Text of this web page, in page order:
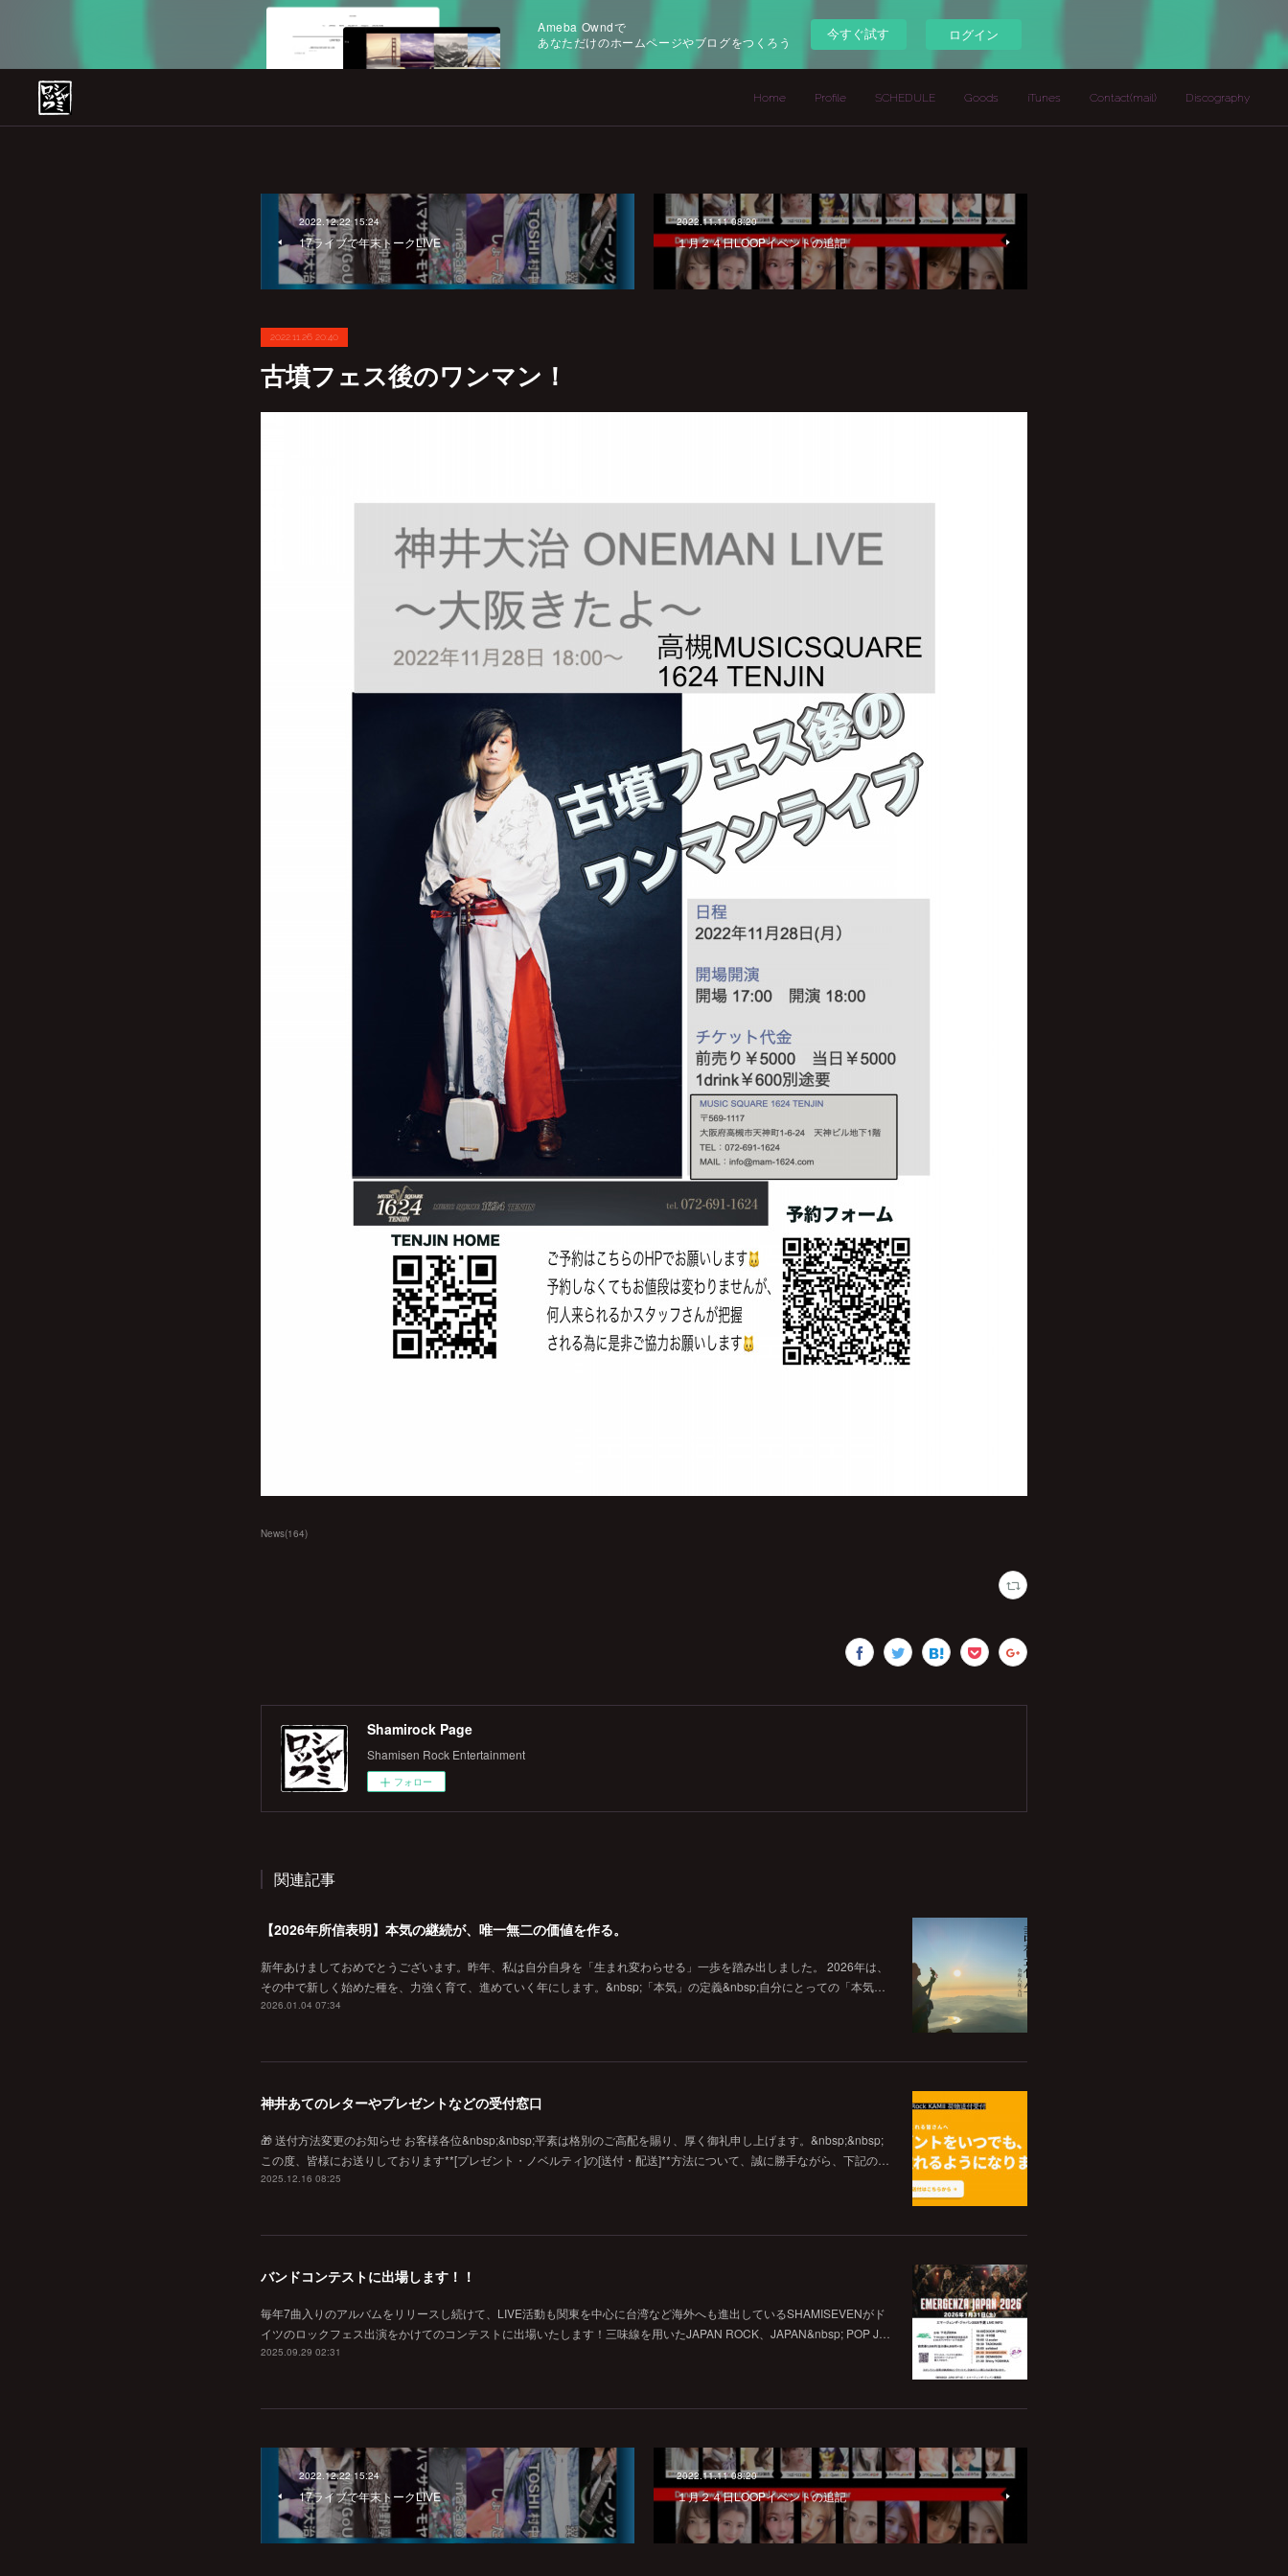
Ameba Owndで
あなただけのホームページやブログをつくろう
今すぐ試す ログイン
Home Profile SCHEDULE Goods iTunes Contact(mail) Discography
2022.12.22 15:24
17ライブで年末トークLIVE
2022.11.11 08:20
１月２４日LOOPイベントの追記
2022.11.26 20:40
古墳フェス後のワンマン！
News(164)
Shamirock Page
Shamisen Rock Entertainment
フォロー
関連記事
【2026年所信表明】本気の継続が、唯一無二の価値を作る。
新年あけましておめでとうございます。昨年、私は自分自身を「生まれ変わらせる」一歩を踏み出しました。 2026年は、
その中で新しく始めた種を、力強く育て、進めていく年にします。&nbsp;「本気」の定義&nbsp;自分にとっての「本気…
2026.01.04 07:34
神井あてのレターやプレゼントなどの受付窓口
🎁 送付方法変更のお知らせ お客様各位&nbsp;&nbsp;平素は格別のご高配を賜り、厚く御礼申し上げます。&nbsp;&nbsp;
この度、皆様にお送りしております**[プレゼント・ノベルティ]の[送付・配送]**方法について、誠に勝手ながら、下記の…
2025.12.16 08:25
バンドコンテストに出場します！！
毎年7曲入りのアルバムをリリースし続けて、LIVE活動も関東を中心に台湾など海外へも進出しているSHAMISEVENがド
イツのロックフェス出演をかけてのコンテストに出場いたします！三味線を用いたJAPAN ROCK、JAPAN&nbsp; POP J…
2025.09.29 02:31
2022.12.22 15:24
17ライブで年末トークLIVE
2022.11.11 08:20
１月２４日LOOPイベントの追記